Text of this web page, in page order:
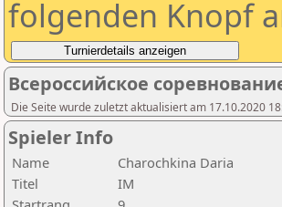
folgenden Knopf
Всероссийское
Die Seite wurde zuletzt aktualisiert am 17.10.2020
Spieler Info
Name
Charochkina Daria
Titel
IM